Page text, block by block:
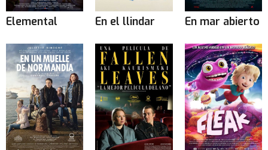
Elemental En el llindar En mar abierto